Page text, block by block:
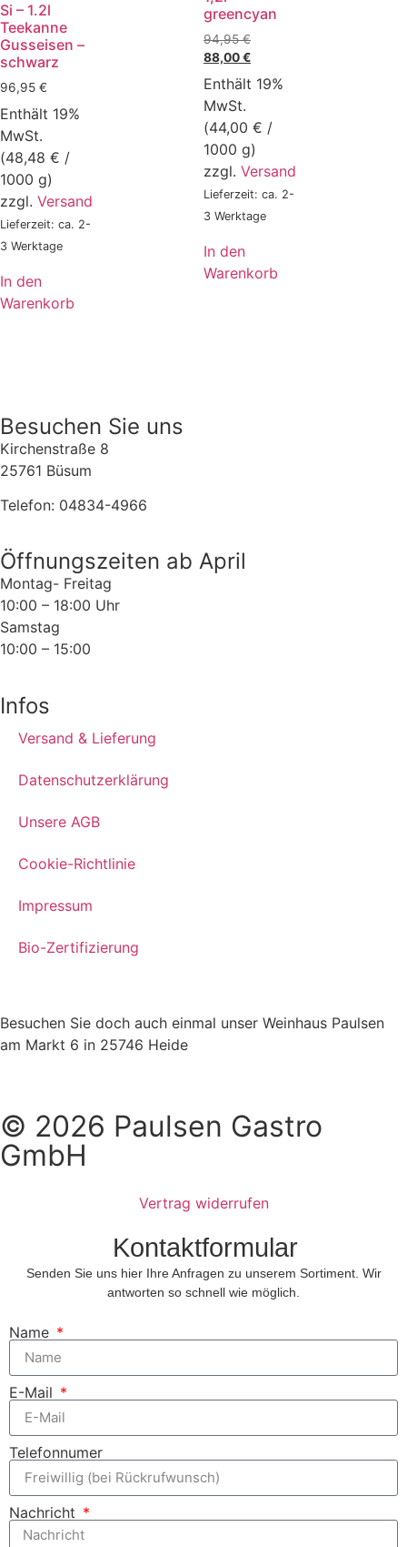
Si – 1.2l
Teekanne
Gusseisen –
schwarz
96,95 €
Enthält 19%
MwSt.
(48,48 € /
1000 g)
zzgl. Versand
Lieferzeit: ca. 2-
3 Werktage
In den
Warenkorb
greencyan
94,95€
88,00€
Enthält 19%
MwSt.
(44,00 € /
1000 g)
zzgl. Versand
Lieferzeit: ca. 2-
3 Werktage
In den
Warenkorb
Besuchen Sie uns
Kirchenstraße 8
25761 Büsum
Telefon: 04834-4966
Öffnungszeiten ab April
Montag- Freitag
10:00 – 18:00 Uhr
Samstag
10:00 – 15:00
Infos
Versand & Lieferung
Datenschutzerklärung
Unsere AGB
Cookie-Richtlinie
Impressum
Bio-Zertifizierung
Besuchen Sie doch auch einmal unser Weinhaus Paulsen
am Markt 6 in 25746 Heide
© 2026 Paulsen Gastro
GmbH
Vertrag widerrufen
Kontaktformular
Senden Sie uns hier Ihre Anfragen zu unserem Sortiment. Wir
antworten so schnell wie möglich.
Name
E-Mail
Telefonnumer
Nachricht